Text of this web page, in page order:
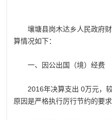
壤塘县岗木达乡人民政府财
算情况如下：
一、因公出国（境）经费
2016年决算支出 0万元，较
原因是严格执行厉行节约的